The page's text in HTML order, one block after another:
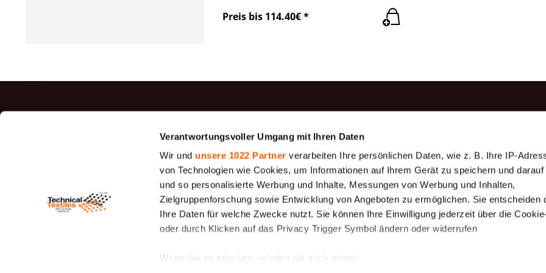
Verantwortungsvoller Umgang mit Ihren Daten
Wir und unsere 1022 Partner verarbeiten Ihre persönlichen Daten, wie z. B. Ihre IP-
von Technologien wie Cookies, um Informationen auf Ihrem Gerät zu speichern und
und so personalisierte Werbung und Inhalte, Messungen von Werbung und Inhalten,
Zielgruppenforschung sowie Entwicklung von Angeboten zu ermöglichen. Sie entscheiden
Ihre Daten für welche Zwecke nutzt. Sie können Ihre Einwilligung jederzeit über die
oder durch Klicken auf das Privacy Trigger Symbol ändern oder widerrufen
Wenn Sie es erlauben, würden wir auch gerne:
Preis bis 114.40€ *
Jutegewebe
Filz
Siebfiltergewebe (
26 - 1950 μm)
Canvas Gewebe,
Cotton Duck
Baumwollgaze
Geotextilien
Gewebeplane 175
g/m2
Schutznetze
Produktion
Zahlung
Über uns
Versand
Rahmenbedingungen